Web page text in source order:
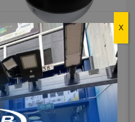
Camaras de seguridad
Camaras para interiores –
C6W
Leer más
X